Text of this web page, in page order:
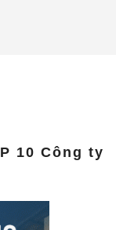
10 Công ty